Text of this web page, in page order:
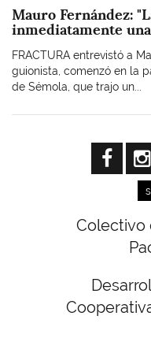
Mauro Fernández:
inmediatamente
FRACTURA entrevistó a
guionista, comenzó en la
de Sémola, que trajo un...
Colectivo